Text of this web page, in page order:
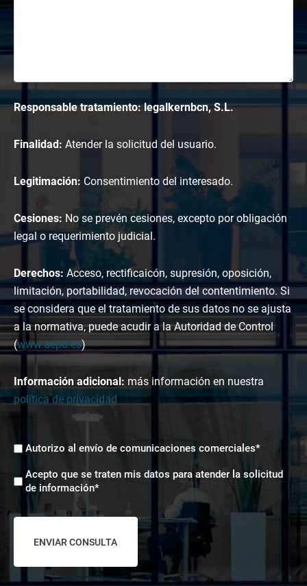
Responsable tratamiento: legalkernbcn, S.L.
Finalidad: Atender la solicitud del usuario.
Legitimación: Consentimiento del interesado.
Cesiones: No se prevén cesiones, excepto por obligación
legal o requerimiento judicial.
Derechos: Acceso, rectificaicón, supresión, oposición,
limitación, portabilidad, revocación del contentimiento. Si
se considera que el tratamiento de sus datos no se ajusta
a la normativa, puede acudir a la Autoridad de Control
(www.aepd.es)
Información adicional: más información en nuestra
política de privacidad
Envíos
Autorizo al envío de comunicaciones comerciales*
Aceptación
tratamiento
datos
Acepto que se traten mis datos para atender la solicitud
de información*